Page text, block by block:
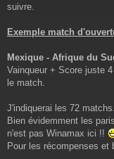
suivre.
Exemple match
Mexique - Afrique du
Vainqueur + Score juste
le match.
J'indiquerai les 72
Bien évidemment les
n'est pas Winamax ici !!
Pour les récompenses et